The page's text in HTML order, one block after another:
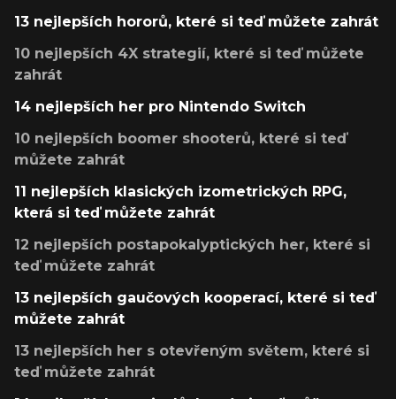
13 nejlepších hororů, které si teď můžete zahrát
10 nejlepších 4X strategií, které si teď můžete
zahrát
14 nejlepších her pro Nintendo Switch
10 nejlepších boomer shooterů, které si teď
můžete zahrát
11 nejlepších klasických izometrických RPG,
která si teď můžete zahrát
12 nejlepších postapokalyptických her, které si
teď můžete zahrát
13 nejlepších gaučových kooperací, které si teď
můžete zahrát
13 nejlepších her s otevřeným světem, které si
teď můžete zahrát